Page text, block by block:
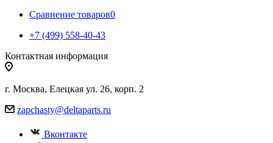
Сравнение товаров0
+7 (499) 558-40-43
Контактная информация
г. Москва, Елецкая ул. 26, корп. 2
zapchasty@deltaparts.ru
Вконтакте